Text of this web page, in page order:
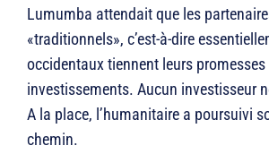
Lumumba attendait que les
«traditionnels», c’est-à-dire
occidentaux tiennent leurs
investissements. Aucun investisseur
A la place, l’humanitaire a poursuivi
chemin.